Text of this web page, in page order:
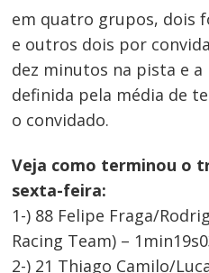
em quatro grupos, dois
e outros dois por
dez minutos na pista e
definida pela média de
o convidado.
Veja como terminou o
sexta-feira:
1-) 88 Felipe Fraga/
Racing Team) –
2-) 21 Thiago Camilo/